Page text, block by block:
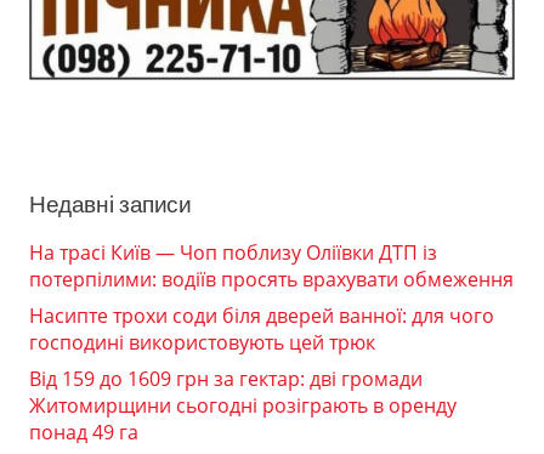
Недавні записи
На трасі Київ — Чоп поблизу Оліївки ДТП із
потерпілими: водіїв просять врахувати обмеження
Насипте трохи соди біля дверей ванної: для чого
господині використовують цей трюк
Від 159 до 1609 грн за гектар: дві громади
Житомирщини сьогодні розіграють в оренду
понад 49 га